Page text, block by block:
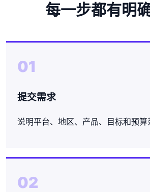
每一步都有明
01
提交需求
说明平台、地区、产品、目标和预算
02